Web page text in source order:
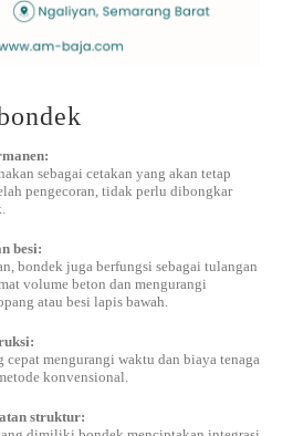
sebagai cetakan yang akan tetap
pengecoran, tidak perlu dibongkar
besi:
bondek juga berfungsi sebagai tulangan
volume beton dan mengurangi
atau besi lapis bawah.
cepat mengurangi waktu dan biaya tenaga
konvensional.
struktur: